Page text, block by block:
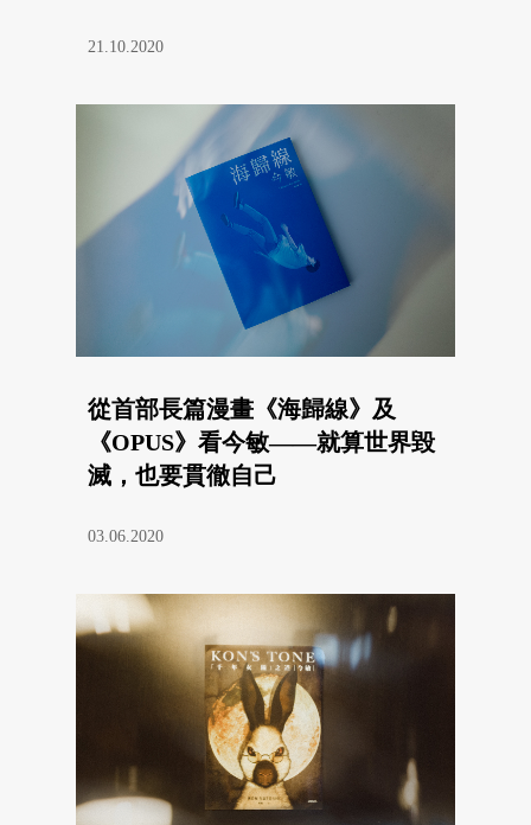
21.10.2020
從首部長篇漫畫《海歸線》及
《OPUS》看今敏——就算世界毀
滅，也要貫徹自己
03.06.2020